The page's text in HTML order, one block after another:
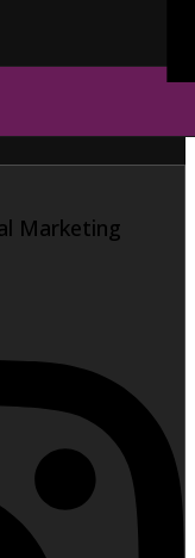
Marketing